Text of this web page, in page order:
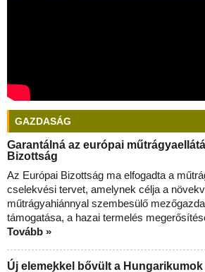
GAZDASÁG
Garantálná az európai
Bizottság
Az Európai Bizottság ma elfogadta a
cselekvési tervet, amelynek célja a
műtrágyahiánnyal szembesülő
támogatása, a hazai termelés
Tovább »
Új elemekkel bővült a